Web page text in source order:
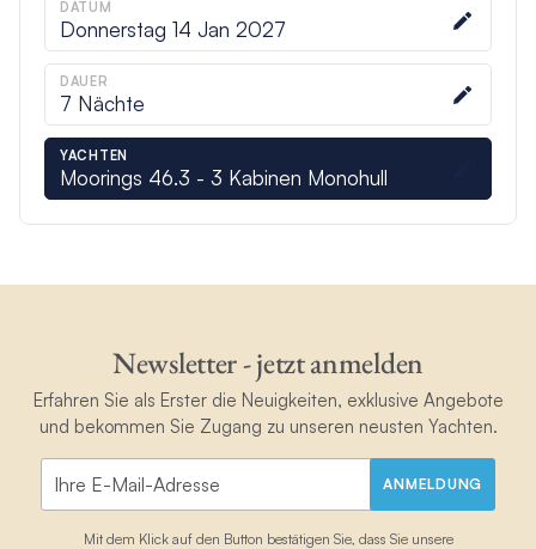
DATUM
Donnerstag 14 Jan 2027
DAUER
7 Nächte
YACHTEN
Moorings 46.3 - 3 Kabinen Monohull
Newsletter - jetzt anmelden
Erfahren Sie als Erster die Neuigkeiten, exklusive Angebote
und bekommen Sie Zugang zu unseren neusten Yachten.
ANMELDUNG
Mit dem Klick auf den Button bestätigen Sie, dass Sie unsere